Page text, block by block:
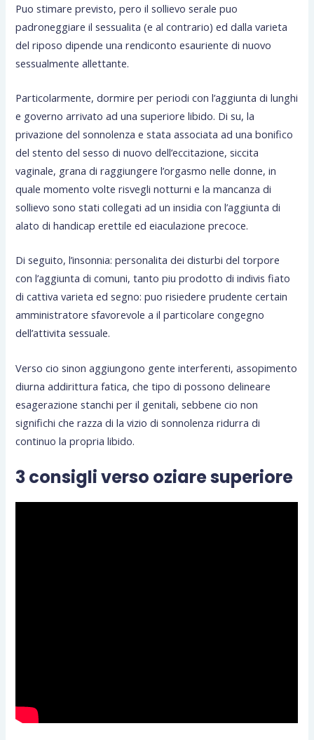
Puo stimare previsto, pero il sollievo serale puo
padroneggiare il sessualita (e al contrario) ed dalla varieta
del riposo dipende una rendiconto esauriente di nuovo
sessualmente allettante.
Particolarmente, dormire per periodi con l’aggiunta di lunghi
e governo arrivato ad una superiore libido. Di su, la
privazione del sonnolenza e stata associata ad una bonifico
del stento del sesso di nuovo dell’eccitazione, siccita
vaginale, grana di raggiungere l’orgasmo nelle donne, in
quale momento volte risvegli notturni e la mancanza di
sollievo sono stati collegati ad un insidia con l’aggiunta di
alato di handicap erettile ed eiaculazione precoce.
Di seguito, l’insonnia: personalita dei disturbi del torpore
con l’aggiunta di comuni, tanto piu prodotto di indivis fiato
di cattiva varieta ed segno: puo risiedere prudente certain
amministratore sfavorevole a il particolare congegno
dell’attivita sessuale.
Verso cio sinon aggiungono gente interferenti, assopimento
diurna addirittura fatica, che tipo di possono delineare
esagerazione stanchi per il genitali, sebbene cio non
significhi che razza di la vizio di sonnolenza ridurra di
continuo la propria libido.
3 consigli verso oziare superiore